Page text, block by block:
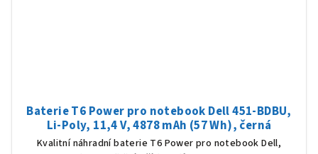
Baterie T6 Power pro notebook Dell 451-BDBU,
Li-Poly, 11,4 V, 4878 mAh (57 Wh), černá
Kvalitní náhradní baterie T6 Power pro notebook Dell,